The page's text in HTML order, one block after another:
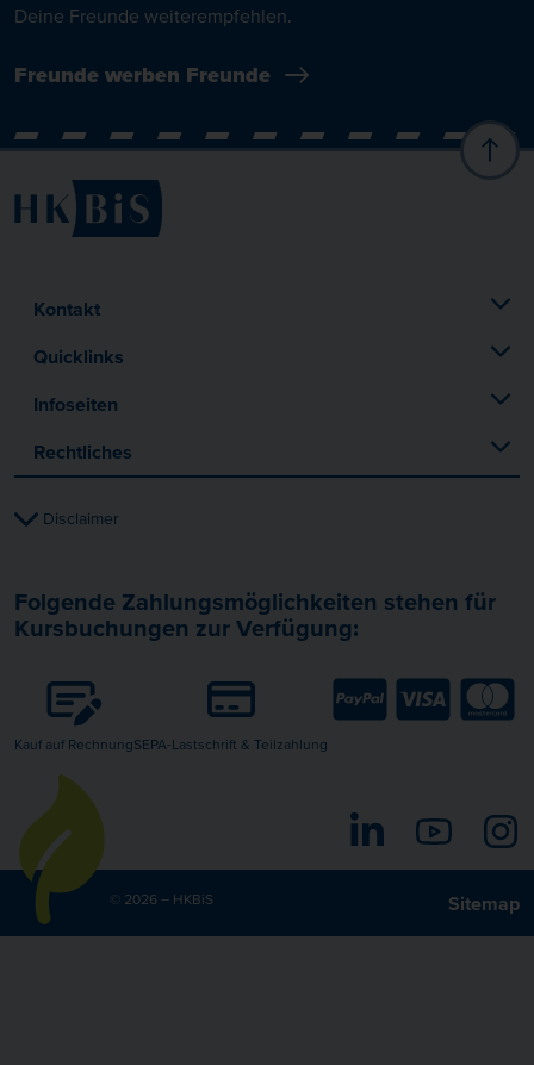
Deine Freunde weiterempfehlen.
Freunde werben Freunde
Kontakt
Quicklinks
Infoseiten
Rechtliches
Disclaimer
Folgende Zahlungsmöglichkeiten stehen für
Kursbuchungen zur Verfügung:
Kauf auf RechnungSEPA-Lastschrift & Teilzahlung
YouTube
LinkedIn
© 2026 – HKBiS Sitemap